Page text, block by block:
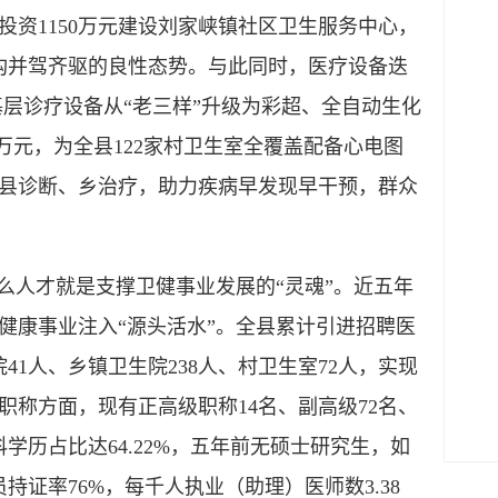
1150万元建设刘家峡镇社区卫生服务中心，
驾齐驱的良性态势。与此同时，医疗设备迭
诊疗设备从“老三样”升级为彩超、全自动生化
元，为全县122家村卫生室全覆盖配备心电图
诊断、乡治疗，助力疾病早发现早干预，群众
才就是支撑卫健事业发展的“灵魂”。近五年
康事业注入“源头活水”。全县累计引进招聘医
人、乡镇卫生院238人、村卫生室72人，实现
方面，现有正高级职称14名、副高级72名、
历占比达64.22%，五年前无硕士研究生，如
证率76%，每千人执业（助理）医师数3.38